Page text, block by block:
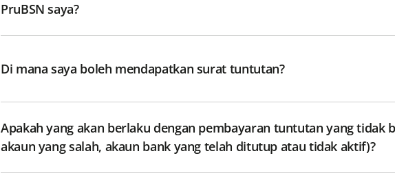
PruBSN saya?
Di mana saya boleh mendapatkan surat tuntutan?
Apakah yang akan berlaku dengan pembayaran tuntutan yang tidak
akaun yang salah, akaun bank yang telah ditutup atau tidak aktif)?